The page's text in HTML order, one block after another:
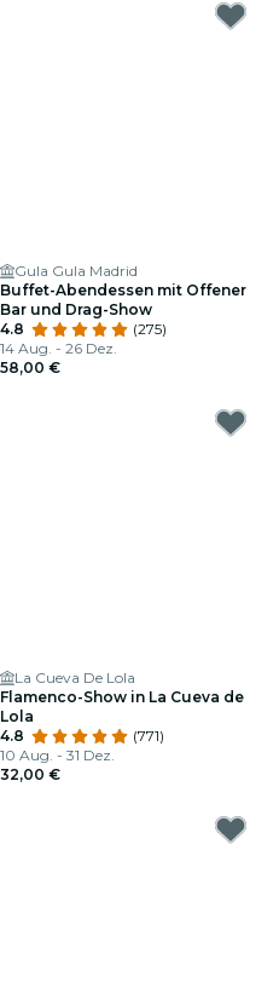
Gula Gula Madrid
Buffet-Abendessen mit Offener
Bar und Drag-Show
4.8
(275)
14 Aug. - 26 Dez.
58,00 €
La Cueva De Lola
Flamenco-Show in La Cueva de
Lola
4.8
(771)
10 Aug. - 31 Dez.
32,00 €